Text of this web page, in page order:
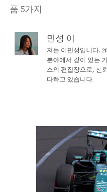
품 5가지
민성 이
저는 이민성입니다.
분야에서 깊이 있는
스의 편집장으로, 신
다하고 있습니다.